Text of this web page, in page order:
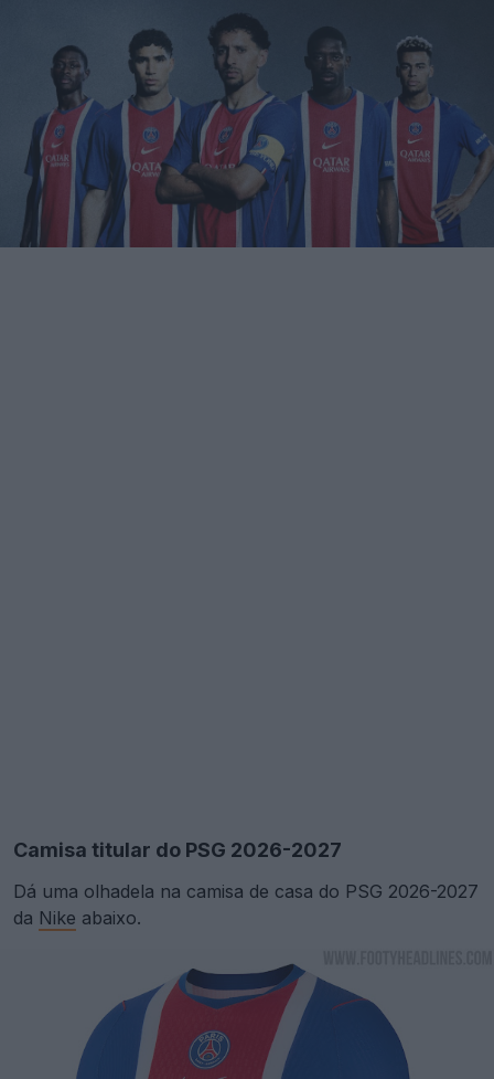
Camisa titular do PSG 2026-2027
Dá uma olhadela na camisa de casa do PSG 2026-2027
da Nike abaixo.